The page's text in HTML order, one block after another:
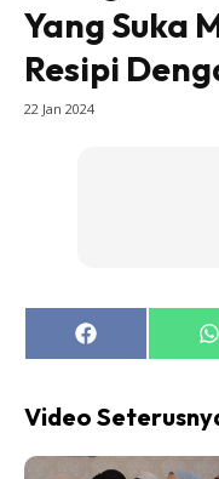
Yang Suka
Resipi
22 Jan 2024
Share
on
Video